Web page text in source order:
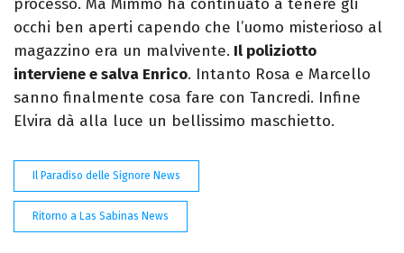
processo. Ma Mimmo ha continuato a tenere gli
occhi ben aperti capendo che l’uomo misterioso al
magazzino era un malvivente. Il poliziotto
interviene e salva Enrico. Intanto Rosa e Marcello
sanno finalmente cosa fare con Tancredi. Infine
Elvira dà alla luce un bellissimo maschietto.
Il Paradiso delle Signore News
Ritorno a Las Sabinas News